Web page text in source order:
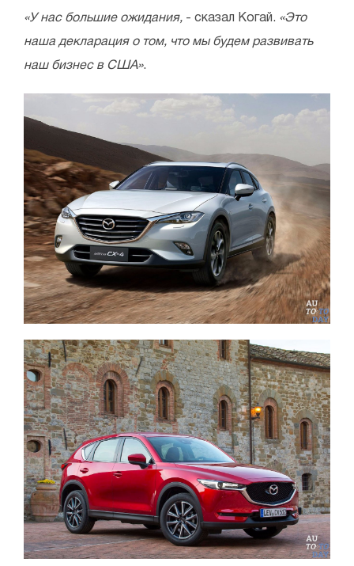
«У нас большие ожидания, - сказал Когай. «Это
наша декларация о том, что мы будем развивать
наш бизнес в США».